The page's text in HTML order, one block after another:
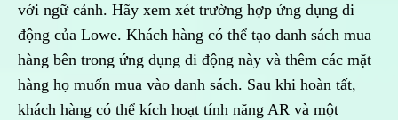
với ngữ cảnh. Hãy xem xét trường hợp ứng dụng di
động của Lowe. Khách hàng có thể tạo danh sách mua
hàng bên trong ứng dụng di động này và thêm các mặt
hàng họ muốn mua vào danh sách. Sau khi hoàn tất,
khách hàng có thể kích hoạt tính năng AR và một